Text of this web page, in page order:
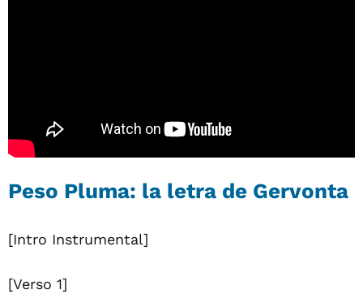
Peso Pluma: la letra de Gervonta
[Intro Instrumental]
[Verso 1]